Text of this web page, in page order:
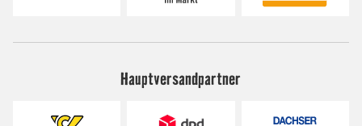
Hauptversandpartner